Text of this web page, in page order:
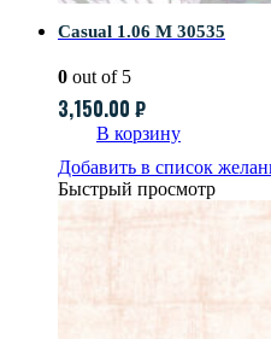
Casual 1.06 M 30535
0 out of 5
3,150.00 ₽
В корзину
Добавить в список
Быстрый просмотр